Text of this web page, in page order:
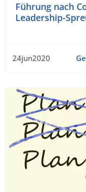
Führung nach
Leadership-
24jun2020